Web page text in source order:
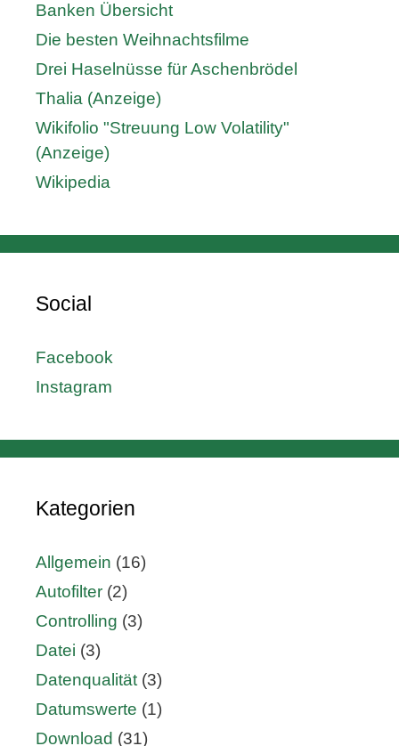
Banken Übersicht
Die besten Weihnachtsfilme
Drei Haselnüsse für Aschenbrödel
Thalia (Anzeige)
Wikifolio "Streuung Low Volatility"
(Anzeige)
Wikipedia
Social
Facebook
Instagram
Kategorien
Allgemein (16)
Autofilter (2)
Controlling (3)
Datei (3)
Datenqualität (3)
Datumswerte (1)
Download (31)